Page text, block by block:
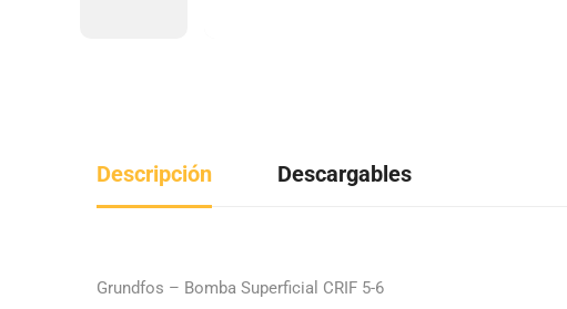
Descripción Descargables
Grundfos – Bomba Superficial CRIF 5-6